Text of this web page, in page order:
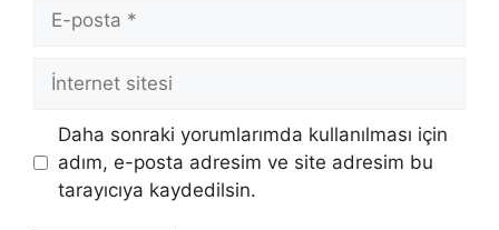
posta
İnternet
sitesi
Daha sonraki yorumlarımda kullanılması için
adım, e-posta adresim ve site adresim bu
tarayıcıya kaydedilsin.